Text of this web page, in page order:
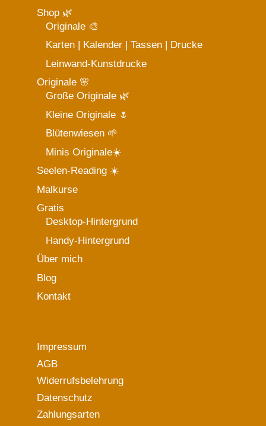
Shop 🌿
Originale 🎨
Karten | Kalender | Tassen | Drucke
Leinwand-Kunstdrucke
Originale 🌸
Große Originale 🌿
Kleine Originale 🌷
Blütenwiesen 🌱
Minis Originale☀️
Seelen-Reading ☀️
Malkurse
Gratis
Desktop-Hintergrund
Handy-Hintergrund
Über mich
Blog
Kontakt
Impressum
AGB
Widerrufsbelehrung
Datenschutz
Zahlungsarten